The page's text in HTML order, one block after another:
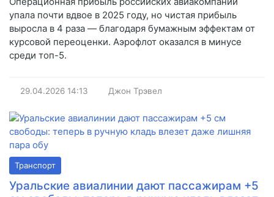
упала почти вдвое в 2025 году, но чистая прибыль
выросла в 4 раза — благодаря бумажным эффектам от
курсовой переоценки. Аэрофлот оказался в минусе
среди топ-5.
29.04.2026 14:13 Джон Трэвел
Транспорт
Уральские авиалинии дают пассажирам +5